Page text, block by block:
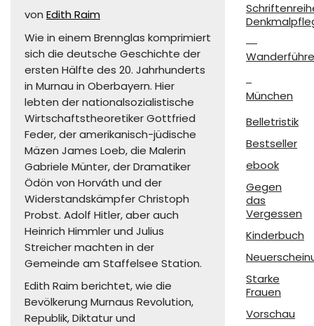
von Edith Raim
Wie in einem Brennglas komprimiert
sich die deutsche Geschichte der
ersten Hälfte des 20. Jahrhunderts
in Murnau in Oberbayern. Hier
lebten der nationalsozialistische
Wirtschaftstheoretiker Gottfried
Feder, der amerikanisch-jüdische
Mäzen James Loeb, die Malerin
Gabriele Münter, der Dramatiker
Ödön von Horváth und der
Widerstandskämpfer Christoph
Probst. Adolf Hitler, aber auch
Heinrich Himmler und Julius
Streicher machten in der
Gemeinde am Staffelsee Station.
Edith Raim berichtet, wie die
Bevölkerung Murnaus Revolution,
Republik, Diktatur und
München
Belletristik
Bestseller
ebook
Gegen
das
Vergessen
Kinderbuch
Starke
Frauen
Vorschau